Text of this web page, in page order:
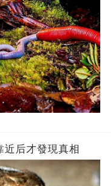
后才發現真相